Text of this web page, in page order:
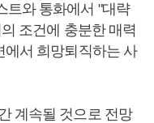
트와 통화에서 "대략
조건에 충분한 매력
에서 희망퇴직하는 사
계속될 것으로 전망